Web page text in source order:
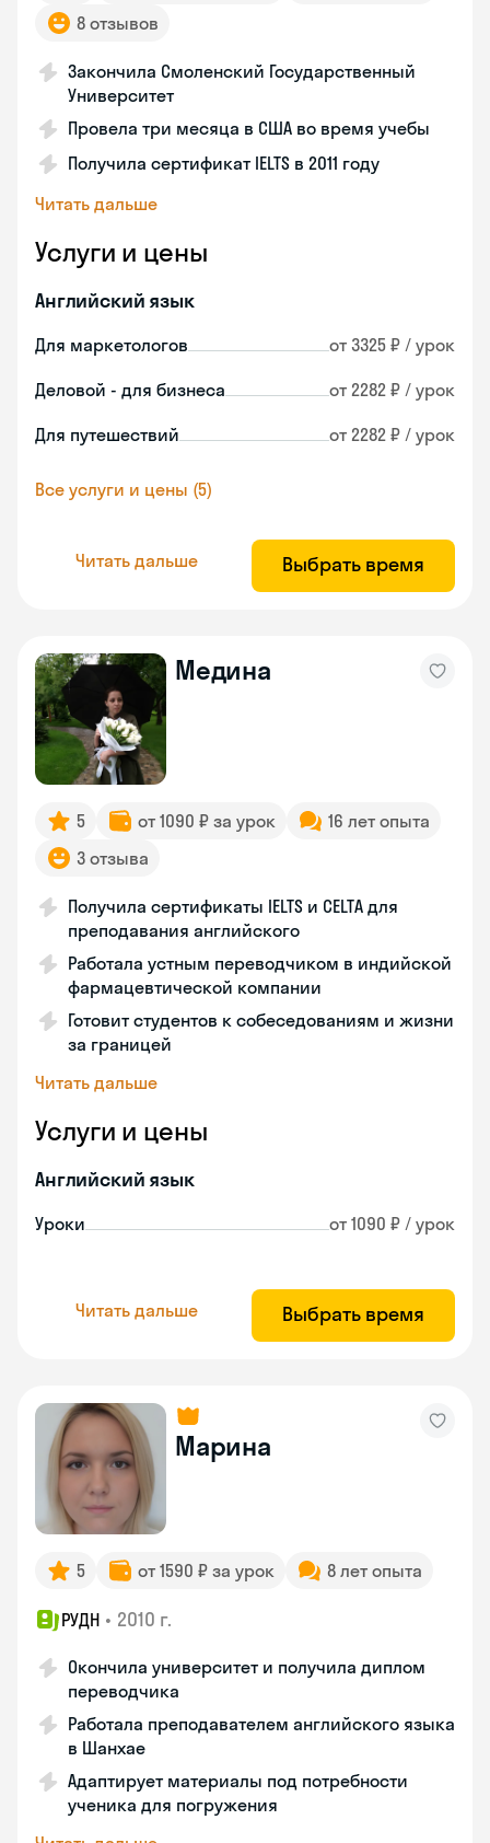
8 отзывов
Закончила Смоленский Государственный
Университет
Провела три месяца в США во время учебы
Получила сертификат IELTS в 2011 году
Читать дальше
Услуги и цены
Английский язык
Для маркетологов от 3325 ₽ / урок
Деловой - для бизнеса от 2282 ₽ / урок
Для путешествий от 2282 ₽ / урок
Все услуги и цены (5)
Читать дальше Выбрать время
Медина
5 от 1090 ₽ за урок
16 лет опыта
3 отзыва
Получила сертификаты IELTS и CELTA для
преподавания английского
Работала устным переводчиком в индийской
фармацевтической компании
Готовит студентов к собеседованиям и жизни
за границей
Читать дальше
Услуги и цены
Английский язык
Уроки от 1090 ₽ / урок
Читать дальше Выбрать время
Марина
5 от 1590 ₽ за урок 8 лет опыта
РУДН • 2010 г.
Окончила университет и получила диплом
переводчика
Работала преподавателем английского языка
в Шанхае
Адаптирует материалы под потребности
ученика для погружения